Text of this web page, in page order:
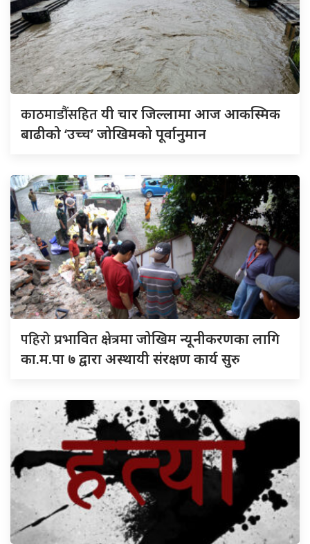
काठमाडौंसहितयी चार जिल्लामा आज आकस्मिक
बाढीको ‘उच्च’ जोखिमको पूर्वानुमान
पहिरोप्रभावित क्षेत्रमा जोखिम न्यूनीकरणका लागि
का.म.पा ७ द्वारा अस्थायी संरक्षण कार्य सुरु